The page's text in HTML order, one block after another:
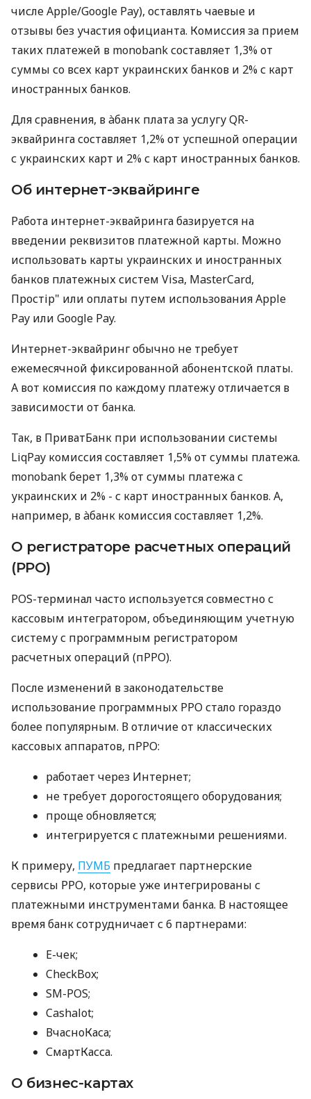
числе Apple/Google Pay), оставлять чаевые и
отзывы без участия официанта. Комиссия за прием
таких платежей в monobank составляет 1,3% от
суммы со всех карт украинских банков и 2% с карт
иностранных банков.
Для сравнения, в àбанк плата за услугу QR-
эквайринга составляет 1,2% от успешной операции
с украинских карт и 2% с карт иностранных банков.
Об интернет-эквайринге
Работа интернет-эквайринга базируется на
введении реквизитов платежной карты. Можно
использовать карты украинских и иностранных
банков платежных систем Visa, MasterCard,
Простір" или оплаты путем использования Apple
Pay или Google Pay.
Интернет-эквайринг обычно не требует
ежемесячной фиксированной абонентской платы.
А вот комиссия по каждому платежу отличается в
зависимости от банка.
Так, в ПриватБанк при использовании системы
LiqPay комиссия составляет 1,5% от суммы платежа.
monobank берет 1,3% от суммы платежа с
украинских и 2% - с карт иностранных банков. А,
например, в àбанк комиссия составляет 1,2%.
О регистраторе расчетных операций
(РРО)
POS-терминал часто используется совместно с
кассовым интегратором, объединяющим учетную
систему с программным регистратором
расчетных операций (пРРО).
После изменений в законодательстве
использование программных РРО стало гораздо
более популярным. В отличие от классических
кассовых аппаратов, пРРО:
работает через Интернет;
не требует дорогостоящего оборудования;
проще обновляется;
интегрируется с платежными решениями.
К примеру, ПУМБ предлагает партнерские
сервисы РРО, которые уже интегрированы с
платежными инструментами банка. В настоящее
время банк сотрудничает с 6 партнерами:
E-чек;
CheckBox;
SM-POS;
Cashalot;
ВчасноКаса;
СмартКасса.
О бизнес-картах